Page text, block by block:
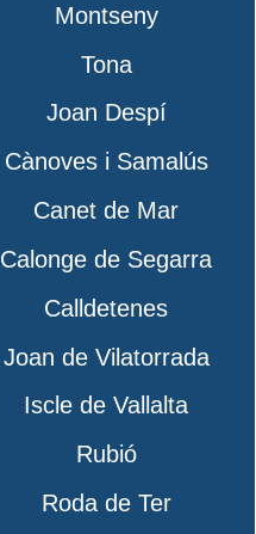
Montseny
Tona
Joan Despí
Cànoves i Samalús
Canet de Mar
Calonge de Segarra
Calldetenes
Joan de Vilatorrada
Iscle de Vallalta
Rubió
Roda de Ter